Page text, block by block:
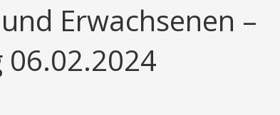
Erwachsenen –
06.02.2024